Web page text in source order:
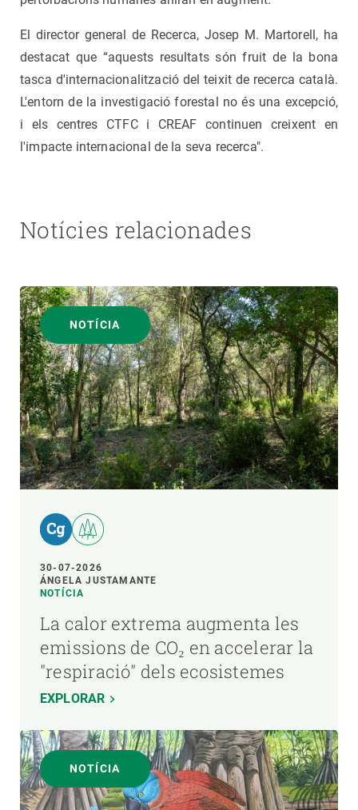
El director general de Recerca, Josep M. Martorell, ha
destacat que “aquests resultats són fruit de la bona
tasca d'internacionalització del teixit de recerca català.
L'entorn de la investigació forestal no és una excepció,
i els centres CTFC i CREAF continuen creixent en
l'impacte internacional de la seva recerca".
Notícies relacionades
NOTÍCIA
30-07-2026
ÁNGELA JUSTAMANTE
NOTÍCIA
La calor extrema augmenta les
emissions de CO₂ en accelerar la
"respiració" dels ecosistemes
EXPLORAR
NOTÍCIA